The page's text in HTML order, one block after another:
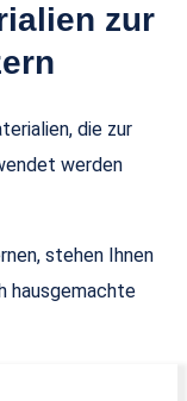
zur
die zur
werden
stehen Ihnen
hausgemachte